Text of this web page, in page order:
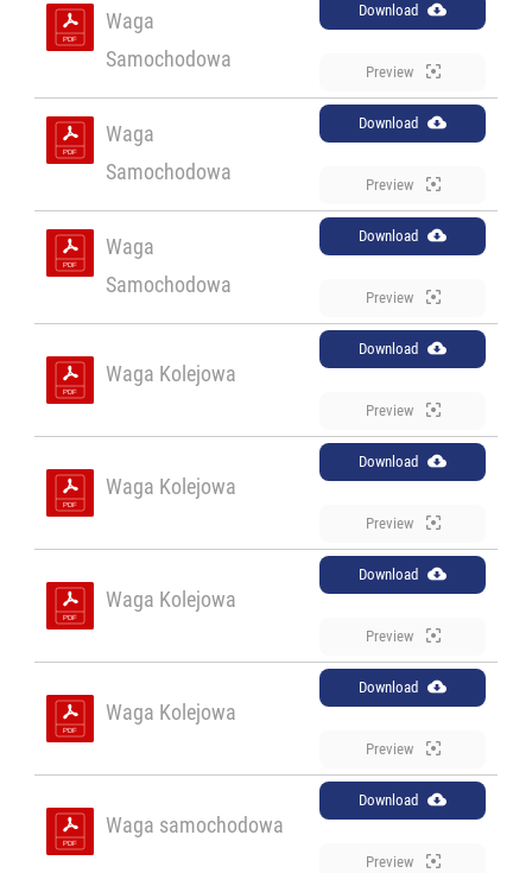
Waga
Samochodowa
Download
Preview
Waga
Samochodowa
Download
Preview
Waga
Samochodowa
Download
Preview
Waga Kolejowa
Download
Preview
Waga Kolejowa
Download
Preview
Waga Kolejowa
Download
Preview
Waga Kolejowa
Download
Preview
Waga samochodowa
Download
Preview